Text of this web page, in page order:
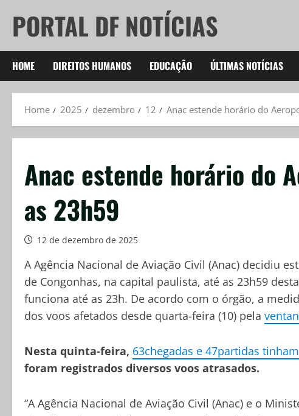
content
PORTAL DF NOTÍCIAS
HOME DIREITOS HUMANOS EDUCAÇÃO ÚLTIMAS NOTÍCIAS
Home 2025 dezembro 12 Anac estende horário do
Anac estende horário do
as 23h59
12 de dezembro de 2025
A Agência Nacional de Aviação Civil (Anac) decidiu
de Congonhas, na capital paulista, até as 23h59
funciona até as 23h. De acordo com o órgão, a
dos voos afetados desde quarta-feira (10) pela
Nesta quinta-feira, 63chegadas e 47partidas
foram registrados diversos voos atrasados.
“A Agência Nacional de Aviação Civil (Anac) e o